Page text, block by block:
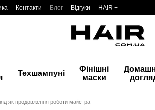
Контакти Блог Відгуки HAIR +
Техшампуні
Фінішні
маски
як продовження роботи майстра